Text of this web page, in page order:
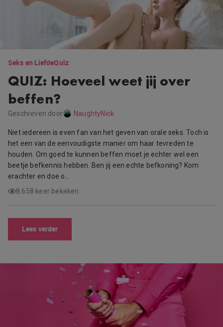
Seks en LiefdeQuiz
QUIZ: Hoeveel weet jij over
beffen?
Geschreven door NaughtyNick
Niet iedereen is even fan van het geven van orale seks. Toch is
het een van de eenvoudigste manier om haar tevreden te
houden. Om goed te kunnen beffen moet je echter wel een
beetje befkennis hebben. Ben jij een echte befkoning? Kom
erachter en doe o…
8.658 keer bekeken
Lees verder